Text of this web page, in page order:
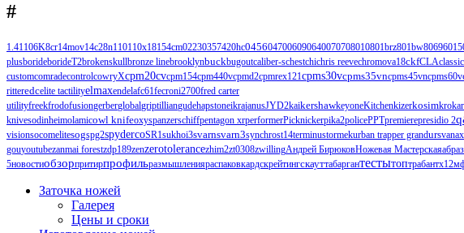
#
1.41106K8cr14mov14c28n110110х18154cm02230357420hc0456047006090640070708010801brz801bw806960
plusborideborideT2brokenskullbronze linebrooklynbuckbugoutcaliber-schestchichris reevechromova18ckfCLAclassic
customcomradecontrolcowryXcpm20cvcpm154cpm440vcpmd2cpmrex121cpms30vcpms35vncpms45vncpms60v
ritteredcelite tactilityelmaxendelafc61fecroni2700fred carter
utilityfreekfrodofusiongerberglobalgriptilliangudehapstoneikrajanusJYD2kaikershawkeyoneKitchenkizerkosimkrokar
knivesodinheimolamicowl knifeoxyspanzerschiffpentagon xrperformerPicknickerpika2policePPTpremierepresidio 2
visionsocomelitesogspg2spydercoSR1sukhoi3svarnsvarn3synchrost14terminustormekurban trapper grandursvanax
gouyoutubezanmai forestzdp189zenzerotolerancezhim2zt0308zwillingАндрей БирюковНожевая Мастерская
5новостиобзорпритирпрофильразмышленияраспаковкардскрейтингскауттабаргантестытоптрабант
Заточка ножей
Галерея
Цены и сроки